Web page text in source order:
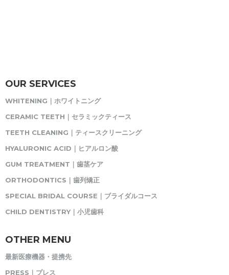
OUR SERVICES
WHITENING｜ホワイトニング
CERAMIC TEETH｜セラミックティース
TEETH CLEANING｜ティースクリーニング
HYALURONIC ACID｜ヒアルロン酸
GUM TREATMENT｜歯茎ケア
ORTHODONTICS｜歯列矯正
SPECIAL BRIDAL COURSE｜ブライダルコース
CHILD DENTISTRY｜小児歯科
OTHER MENU
最新医療機器・提携先
PRESS｜プレス